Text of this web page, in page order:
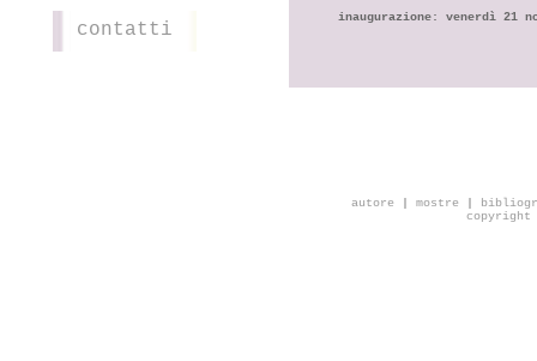
contatti
inaugurazione: venerdì 21
autore mostre
copyright